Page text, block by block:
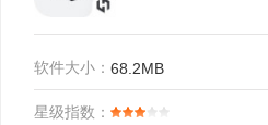
软件大小： 68.2MB
星级指数：